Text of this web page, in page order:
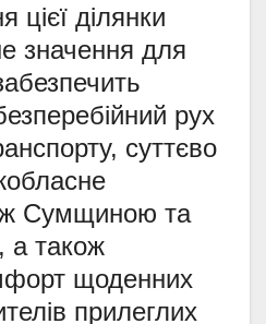
цієї ділянки
значення для
рух
суттєво
Сумщиною та
а також
щоденних
прилеглих